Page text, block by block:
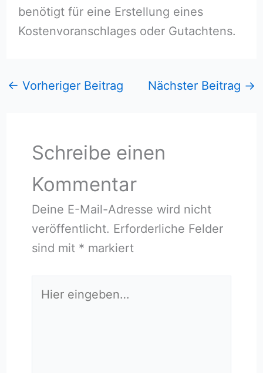
benötigt für eine Erstellung eines
Kostenvoranschlages oder Gutachtens.
← Vorheriger Beitrag Nächster Beitrag →
Schreibe einen
Kommentar
Deine E-Mail-Adresse wird nicht
veröffentlicht. Erforderliche Felder
sind mit * markiert
eingeben…